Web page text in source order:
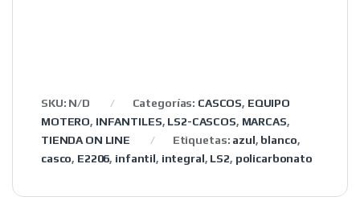
SKU: N/D Categorías: CASCOS, EQUIPO
MOTERO, INFANTILES, LS2-CASCOS, MARCAS,
TIENDA ON LINE
Etiquetas: azul, blanco,
casco, E2206, infantil, integral, LS2, policarbonato